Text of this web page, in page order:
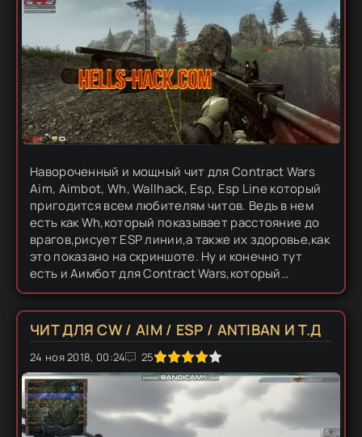
Навороченный и мощный чит для Contract Wars
Aim, Aimbot, Wh, Wallhack, Esp, Esp Line который
пригодится всем любителям читов. Ведь в нем
есть как Wh,который показывает расстояние до
врагов,рисует ESP линии,а также их здоровье,как
это показано на скриншоте. Ну и конечно тут
есть и Аимбот для Contract Wars,который
немного кривоват,но его хватает,что сделать
несколько десятков...
ЧИТ ДЛЯ CW / AIM / ESP / ANTIBAN И Т.Д
24 ноя 2018, 00:24 25
1 2 3 4 5